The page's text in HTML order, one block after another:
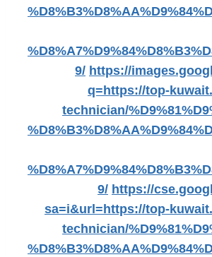
9/ https://
q=https://top-
technician/
9/ https://
sa=i&url=https://top-
technician/